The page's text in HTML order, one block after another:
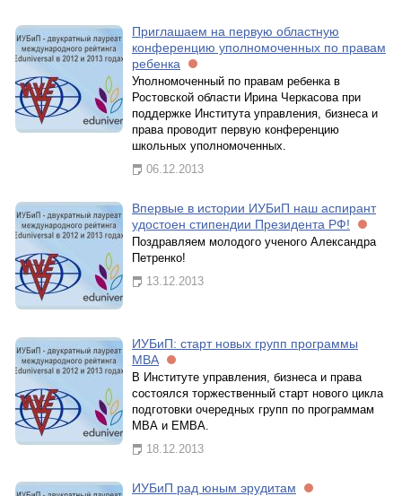
Приглашаем на первую областную
конференцию уполномоченных по правам
ребенка
Уполномоченный по правам ребенка в
Ростовской области Ирина Черкасова при
поддержке Института управления, бизнеса и
права проводит первую конференцию
школьных уполномоченных.
06.12.2013
Впервые в истории ИУБиП наш аспирант
удостоен стипендии Президента РФ!
Поздравляем молодого ученого Александра
Петренко!
13.12.2013
ИУБиП: старт новых групп программы
МВА
В Институте управления, бизнеса и права
состоялся торжественный старт нового цикла
подготовки очередных групп по программам
МВА и ЕМВА.
18.12.2013
ИУБиП рад юным эрудитам